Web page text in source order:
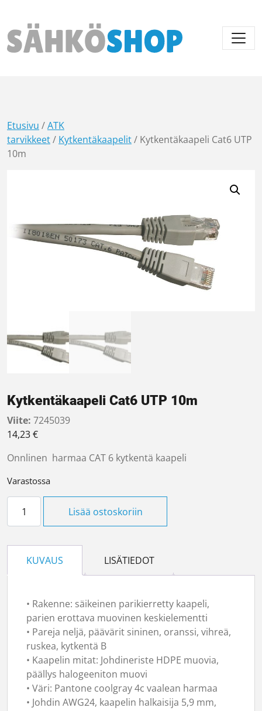
Päävalikko
Etusivu /ATK
tarvikkeet/ Kytkentäkaapelit/ Kytkentäkaapeli Cat6 UTP
10m
Kytkentäkaapeli Cat6 UTP 10m
Viite: 7245039
14,23€
Onnlinen harmaa CAT 6 kytkentä kaapeli
Varastossa
Lisää ostoskoriin
KUVAUS LISÄTIEDOT
• Rakenne: säikeinen parikierretty kaapeli,
parien erottava muovinen keskielementti
• Pareja neljä, päävärit sininen, oranssi, vihreä,
ruskea, kytkentä B
• Kaapelin mitat: Johdineriste HDPE muovia,
päällys halogeeniton muovi
• Väri: Pantone coolgray 4c vaalean harmaa
• Johdin AWG24, kaapelin halkaisija 5,9 mm,